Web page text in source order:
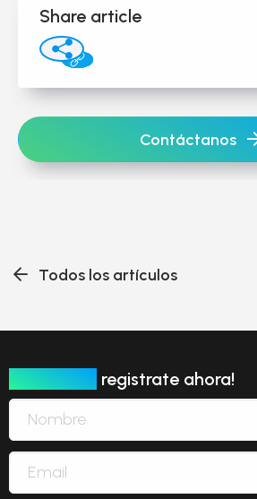
Share article
Contáctanos
Todos los artículos
registrate ahora!